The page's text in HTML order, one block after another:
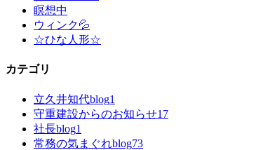
瞑想中
ウィンク💦
☆ひな人形☆
カテゴリ
立久井知代blog1
守重建設からのお知らせ17
社長blog1
常務の気まぐれblog73